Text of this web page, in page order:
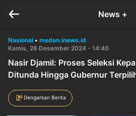
News +
Nasional • medan.inews.id
Kamis, 26 Desember 2024 - 14:40
Nasir Djamil: Proses Seleksi
Ditunda Hingga Gubernur
Dengarkan Berita